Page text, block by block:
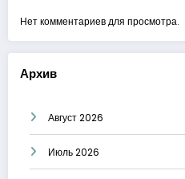
Нет комментариев для просмотра.
Архив
Август 2026
Июль 2026